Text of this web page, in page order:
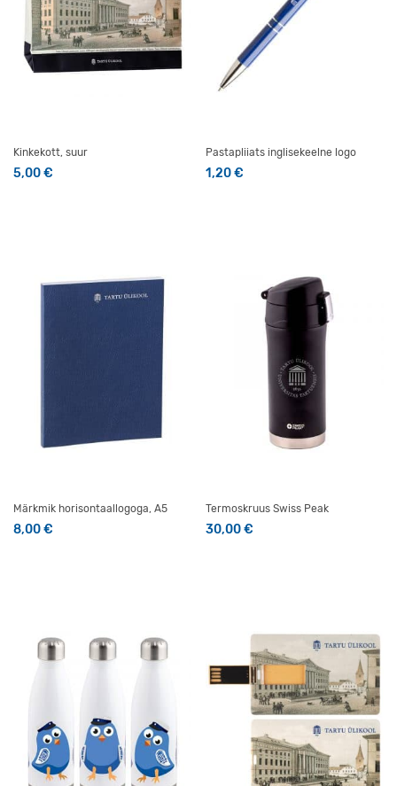
Kinkekott, suur
5,00€
Pastapliiats inglisekeelne logo
1,20€
Märkmik horisontaallogoga, A5
8,00€
Termoskruus Swiss Peak
30,00€